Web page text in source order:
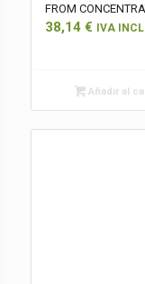
FROM
38,14 € IVA
Añadir al